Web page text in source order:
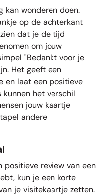
kan wonderen doen.
op de achterkant
dat je de tijd
om jouw
"Bedankt voor je
Het geeft een
en laat een positieve
het verschil
jouw kaartje
andere
positieve review van een
kun je een korte
je visitekaartje zetten.